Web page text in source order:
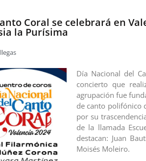
Coral se celebrará en
la Purísima
Día Nacional del
concierto que
agrupación fue
de canto polifónico
por su
de la llamada
destacan: Juan
Moisés Moleiro.